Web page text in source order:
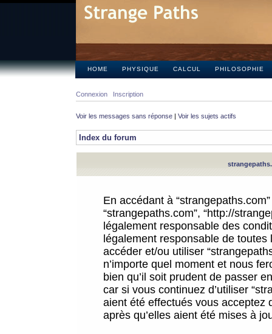
HOME PHYSIQUE CALCUL PHILOSOPHIE
Connexion Inscription
Voir les messages sans réponse | Voir les sujets actifs
Index du forum
En accédant à
“strangepaths.com”, “http://
légalement responsable des
légalement responsable de
accéder et/ou utiliser
n’importe quel moment et nous
bien qu’il soit prudent de passer
car si vous continuez d’utiliser
aient été effectués vous acceptez
après qu’elles aient été mises à